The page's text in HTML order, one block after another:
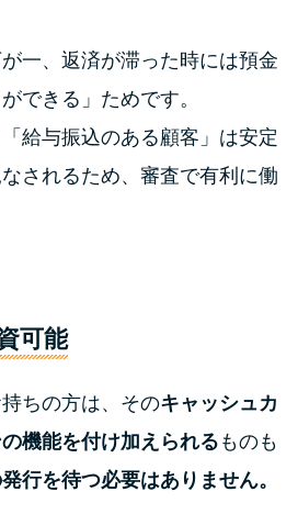
一、返済が滞った時には預金
できる」ためです。
給与振込のある顧客」は安定
されるため、審査で有利に働
可能
ちの方は、そのキャッシュカ
機能を付け加えられる ものも
行を待つ必要はありません。